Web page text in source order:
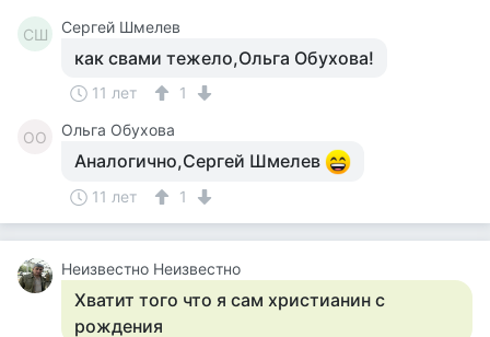
СШ Сергей Шмелев
как свами тежело,Ольга Обухова!
11 лет 1
ОО Ольга Обухова
Аналогично,Сергей Шмелев
11 лет 1
Неизвестно Неизвестно
Хватит того что я сам христианин с
рождения